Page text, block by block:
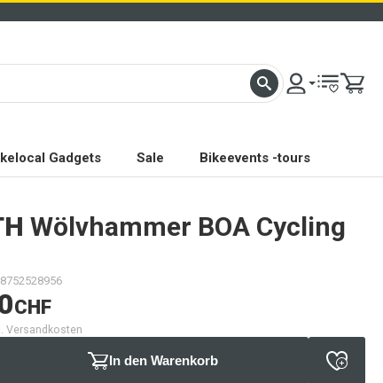
Gadgets Sale Bikeevents -tours
Wölvhammer BOA Cycling
CHF
Versandkosten
In den Warenkorb